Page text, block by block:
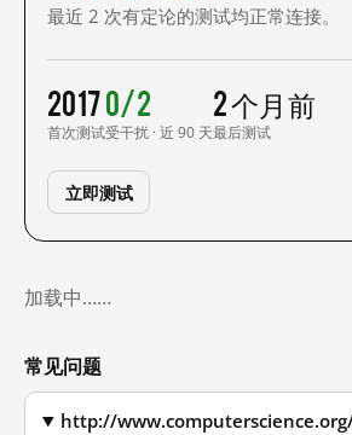
最近 2 次有定论的测试均正常连接。
2017
首次测试
0/2
受干扰 · 近 90 天
2 个月前
最后测试
立即测试
加载中……
常见问题
http://